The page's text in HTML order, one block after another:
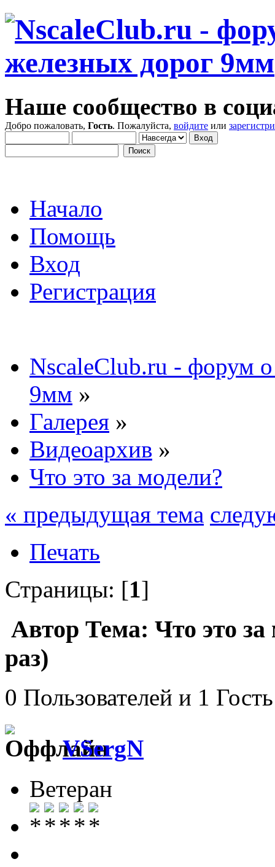
Наше сообщество в
Добро пожаловать, Гость. Пожалуйста, войдите или
Начало
Помощь
Вход
Регистрация
NscaleClub.ru - форум
9мм »
Галерея »
Видеоархив »
Что это за модели?
« предыдущая тема
Печать
Страницы: [1]
Автор Тема: Что это
раз)
0 Пользователей и 1
VSergN
Ветеран